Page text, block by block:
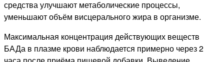
средства улучшают метаболические процессы,
уменьшают объём висцерального жира в организме.
Максимальная концентрация действующих веществ
БАДа в плазме крови наблюдается примерно через 2